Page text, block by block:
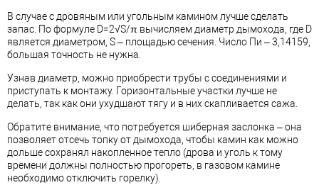
В случае с дровяным или угольным камином лучше сделать
запас. По формуле D=2√S/π вычисляем диаметр дымохода, где D
является диаметром, S – площадью сечения. Число Пи – 3,14159,
большая точность не нужна.
Узнав диаметр, можно приобрести трубы с соединениями и
приступать к монтажу. Горизонтальные участки лучше не
делать, так как они ухудшают тягу и в них скапливается сажа.
Обратите внимание, что потребуется шиберная заслонка – она
позволяет отсечь топку от дымохода, чтобы камин как можно
дольше сохранял накопленное тепло (дрова и уголь к тому
времени должны полностью прогореть, в газовом камине
необходимо отключить горелку).